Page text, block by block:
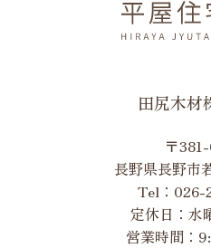
田尻木材
〒
長野県長野市
Tel： 026-
定休日：水
営業時間：